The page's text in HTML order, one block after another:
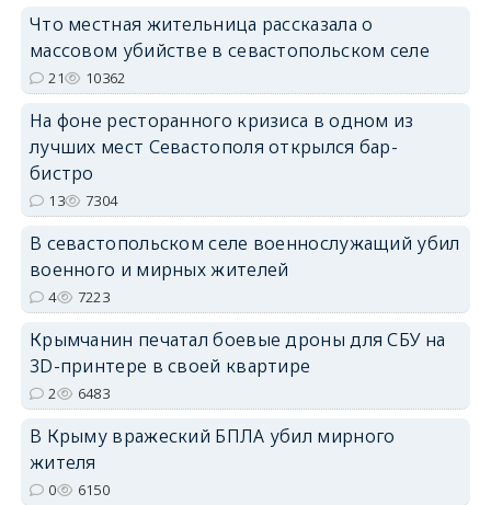
Что местная жительница рассказала о
массовом убийстве в севастопольском селе
21 10362
На фоне ресторанного кризиса в одном из
лучших мест Севастополя открылся бар-
бистро
13 7304
В севастопольском селе военнослужащий убил
военного и мирных жителей
4 7223
Крымчанин печатал боевые дроны для СБУ на
3D-принтере в своей квартире
2 6483
В Крыму вражеский БПЛА убил мирного
жителя
0 6150